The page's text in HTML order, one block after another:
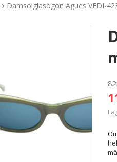
Damsolglasögon Agues VEDI-